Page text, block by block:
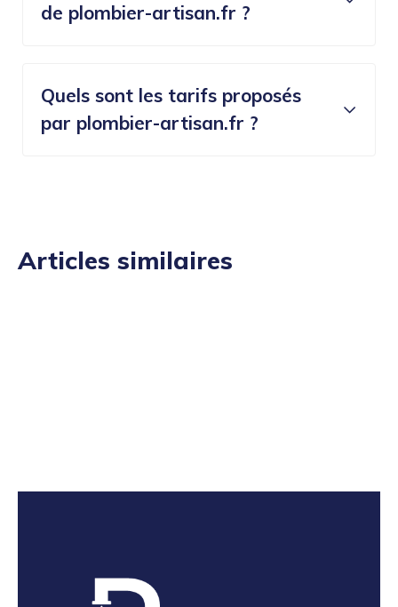
de plombier-artisan.fr ?
Quels sont les tarifs proposés
par plombier-artisan.fr ?
Articles similaires